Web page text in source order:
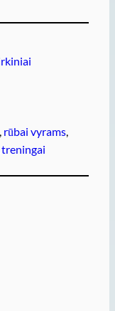
, rūbai vyrams,
treningai